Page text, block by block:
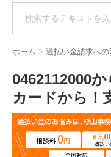
ホーム > 過払い金請求へ
0462112000
カードから！